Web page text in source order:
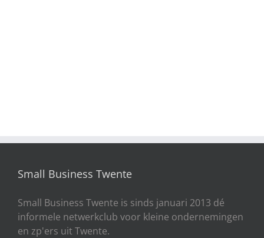
Small Business Twente
Small Business Twente is sinds januari 2013 dé
informele netwerkclub voor kleine ondernemingen
en zp'ers uit Twente.